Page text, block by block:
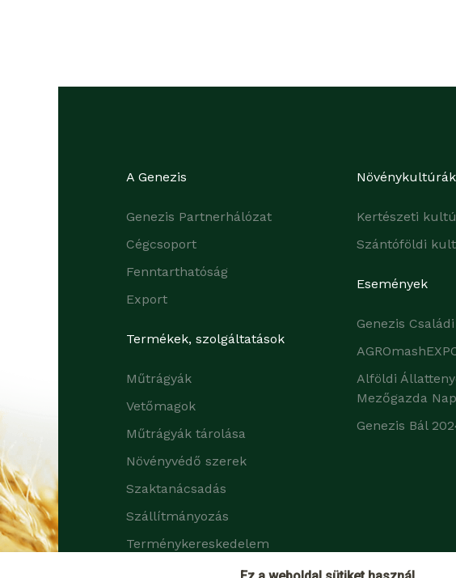
A Genezis
Genezis Partnerhálózat
Cégcsoport
Fenntarthatóság
Export
Termékek, szolgáltatások
Műtrágyák
Vetőmagok
Műtrágyák tárolása
Növényvédő szerek
Szaktanácsadás
Szállítmányozás
Terménykereskedelem
Zöldtrágya növények
Növénykultúrák
Kertészeti
Szántóföldi
Események
Genezis
Alföldi
Mezőgazda
Genezis Bál